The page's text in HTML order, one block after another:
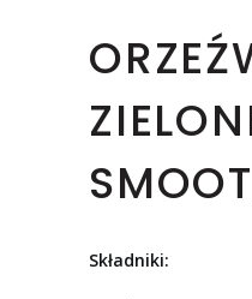
Składniki: